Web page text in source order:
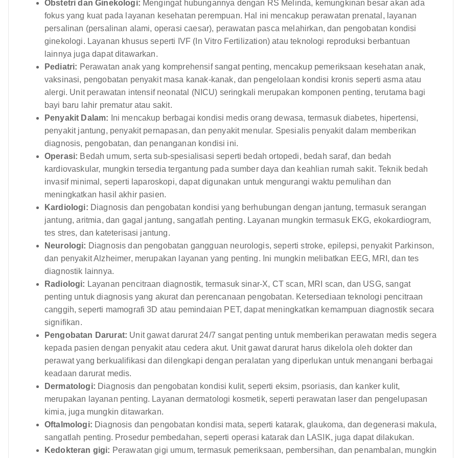
Obstetri dan Ginekologi: Mengingat hubungannya dengan RS Melinda, kemungkinan besar akan ada
fokus yang kuat pada layanan kesehatan perempuan. Hal ini mencakup perawatan prenatal, layanan
persalinan (persalinan alami, operasi caesar), perawatan pasca melahirkan, dan pengobatan kondisi
ginekologi. Layanan khusus seperti IVF (In Vitro Fertilization) atau teknologi reproduksi berbantuan
lainnya juga dapat ditawarkan.
Pediatri: Perawatan anak yang komprehensif sangat penting, mencakup pemeriksaan kesehatan anak,
vaksinasi, pengobatan penyakit masa kanak-kanak, dan pengelolaan kondisi kronis seperti asma atau
alergi. Unit perawatan intensif neonatal (NICU) seringkali merupakan komponen penting, terutama bagi
bayi baru lahir prematur atau sakit.
Penyakit Dalam: Ini mencakup berbagai kondisi medis orang dewasa, termasuk diabetes, hipertensi,
penyakit jantung, penyakit pernapasan, dan penyakit menular. Spesialis penyakit dalam memberikan
diagnosis, pengobatan, dan penanganan kondisi ini.
Operasi: Bedah umum, serta sub-spesialisasi seperti bedah ortopedi, bedah saraf, dan bedah
kardiovaskular, mungkin tersedia tergantung pada sumber daya dan keahlian rumah sakit. Teknik bedah
invasif minimal, seperti laparoskopi, dapat digunakan untuk mengurangi waktu pemulihan dan
meningkatkan hasil akhir pasien.
Kardiologi: Diagnosis dan pengobatan kondisi yang berhubungan dengan jantung, termasuk serangan
jantung, aritmia, dan gagal jantung, sangatlah penting. Layanan mungkin termasuk EKG, ekokardiogram,
tes stres, dan kateterisasi jantung.
Neurologi: Diagnosis dan pengobatan gangguan neurologis, seperti stroke, epilepsi, penyakit Parkinson,
dan penyakit Alzheimer, merupakan layanan yang penting. Ini mungkin melibatkan EEG, MRI, dan tes
diagnostik lainnya.
Radiologi: Layanan pencitraan diagnostik, termasuk sinar-X, CT scan, MRI scan, dan USG, sangat
penting untuk diagnosis yang akurat dan perencanaan pengobatan. Ketersediaan teknologi pencitraan
canggih, seperti mamografi 3D atau pemindaian PET, dapat meningkatkan kemampuan diagnostik secara
signifikan.
Pengobatan Darurat: Unit gawat darurat 24/7 sangat penting untuk memberikan perawatan medis segera
kepada pasien dengan penyakit atau cedera akut. Unit gawat darurat harus dikelola oleh dokter dan
perawat yang berkualifikasi dan dilengkapi dengan peralatan yang diperlukan untuk menangani berbagai
keadaan darurat medis.
Dermatologi: Diagnosis dan pengobatan kondisi kulit, seperti eksim, psoriasis, dan kanker kulit,
merupakan layanan penting. Layanan dermatologi kosmetik, seperti perawatan laser dan pengelupasan
kimia, juga mungkin ditawarkan.
Oftalmologi: Diagnosis dan pengobatan kondisi mata, seperti katarak, glaukoma, dan degenerasi makula,
sangatlah penting. Prosedur pembedahan, seperti operasi katarak dan LASIK, juga dapat dilakukan.
Kedokteran gigi: Perawatan gigi umum, termasuk pemeriksaan, pembersihan, dan penambalan, mungkin